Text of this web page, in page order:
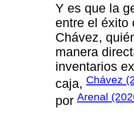
Y es que la
entre el éxito
Chávez,
manera
inventarios
caja, Chávez
por Arenal